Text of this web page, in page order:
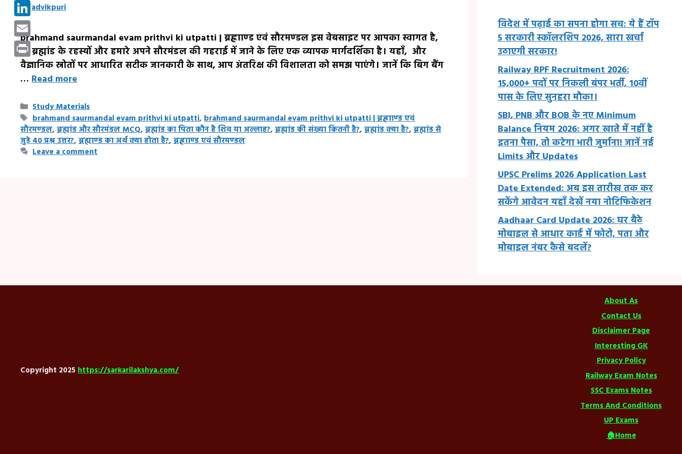
by advikpuri
brahmand saurmandal evam prithvi ki utpatti | ब्रह्रााण्ड एवं सौरमण्डल इस वेबसाइट पर आपका स्वागत है,
जो ब्रह्मांड के रहस्यों और हमारे अपने सौरमंडल की गहराई में जाने के लिए एक व्यापक मार्गदर्शिका है। यहाँ, और
वैज्ञानिक स्रोतों पर आधारित सटीक जानकारी के साथ, आप अंतरिक्ष की विशालता को समझ पाएंगे। जानें कि बिग बैंग
… Read more
Categories
Study Materials
Tags
brahmand saurmandal evam prithvi ki utpatti,brahmand saurmandal evam prithvi ki utpatti | ब्रह्रााण्ड एवं
सौरमण्डल, ब्रह्मांड और सौरमंडल MCQ, ब्रह्मांड का पिता कौन है शिव या अल्लाह?, ब्रह्मांड की संख्या कितनी है?, ब्रह्मांड क्या है?, ब्रह्मांड से
जुड़े 40 प्रश्न उत्तर?, ब्रह्माण्ड का अर्थ क्या होता है?, ब्रह्रााण्ड एवं सौरमण्डल
Leave a comment
विदेश में पढ़ाई का सपना होगा सच: ये हैं टॉप
5 सरकारी स्कॉलरशिप 2026, सारा खर्चा
उठाएगी सरकार!
Railway RPF Recruitment 2026:
15,000+ पदों पर निकली बंपर भर्ती, 10वीं
पास के लिए सुनहरा मौका।
SBI, PNB और BOB के नए Minimum
Balance नियम 2026: अगर खाते में नहीं है
इतना पैसा, तो कटेगा भारी जुर्माना! जानें नई
Limits और Updates
UPSC Prelims 2026 Application Last
Date Extended: अब इस तारीख तक कर
सकेंगे आवेदन यहाँ देखें नया नोटिफिकेशन
Aadhaar Card Update 2026: घर बैठे
मोबाइल से आधार कार्ड में फोटो, पता और
मोबाइल नंबर कैसे बदलें?
About As
Contact Us
Disclaimer Page
Interesting GK
Privacy Policy
Railway Exam Notes
SSC Exams Notes
Terms And Conditions
UP Exams
🏠Home
Copyright 2025 https://sarkarilakshya.com/
Pinterest
LinkedIn
Email
Print